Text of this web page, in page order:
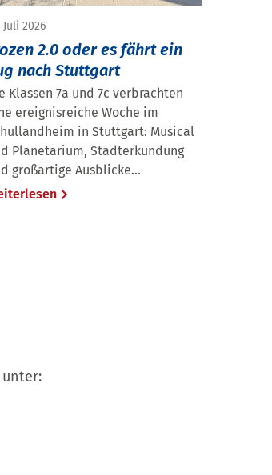
Juli 2026
2.0 oder es fährt ein
nach Stuttgart
Klassen 7a und 7c verbrachten
ereignisreiche Woche im
in Stuttgart: Musical
Planetarium, Stadterkundung
großartige Ausblicke...